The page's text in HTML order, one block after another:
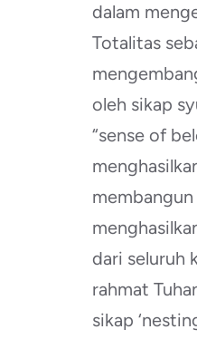
dalam
Totalitas
oleh sikap
“sense of
dari seluruh
rahmat
sikap